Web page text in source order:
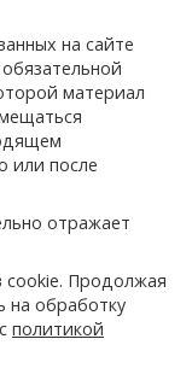
на сайте
материал
или после
отражает
cookie. Продолжая
на обработку
политикой